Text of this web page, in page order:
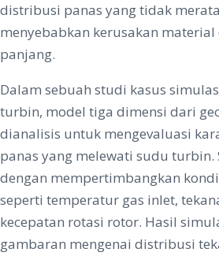
distribusi panas yang tidak
menyebabkan kerusakan
panjang.
Dalam sebuah studi kasus
turbin, model tiga dimensi dari
dianalisis untuk mengevaluasi
panas yang melewati sudu
dengan mempertimbangkan
seperti temperatur gas inlet,
kecepatan rotasi rotor. Hasil
gambaran mengenai distribusi